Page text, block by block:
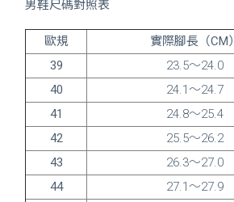
男鞋尺碼對照表
歐規 實際腳長（CM）
39
23.5～24.0
40
24.1～24.7
41
24.8～25.4
42
25.5～26.2
43
26.3～27.0
44
27.1～27.9